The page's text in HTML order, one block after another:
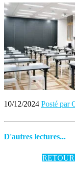
10/12/2024 Posté par
D'autres lectures...